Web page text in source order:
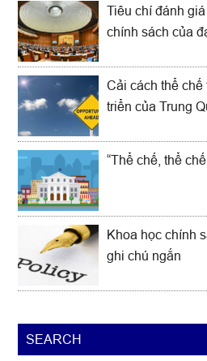
Tiêu chí đánh
chính sách của
Cải cách thể chế
triển của Trung
“Thể chế, thể
Khoa học chính
ghi chú ngắn
SEARCH